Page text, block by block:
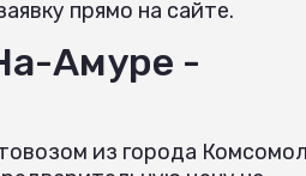
прямо на сайте.
Амуре -
из города